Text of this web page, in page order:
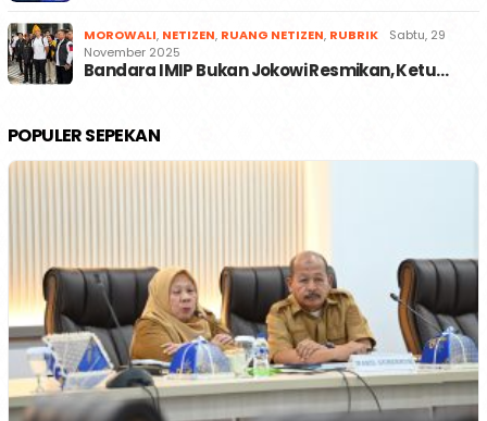
MOROWALI, NETIZEN, RUANG NETIZEN, RUBRIK
Sabtu, 29
November 2025
Bandara IMIP Bukan Jokowi Resmikan, Ketu…
POPULER SEPEKAN